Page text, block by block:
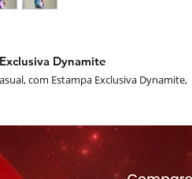
Dynamite
com Estampa Exclusiva Dynamite,
15% Elastano.